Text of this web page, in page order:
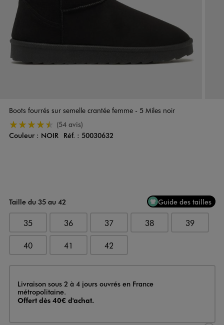
Boots fourrés sur semelle crantée femme - 5 Miles noir
4.5/5 de moyenne
(54 avis)
Couleur
Couleur : NOIR Réf. : 50030632
Taille du 35 au 42 Guide des tailles
35 36 37 38 39
40 41 42
Livraison
Livraison sous 2 à 4 jours ouvrés en France
métropolitaine.
Offert dès 40€ d'achat.